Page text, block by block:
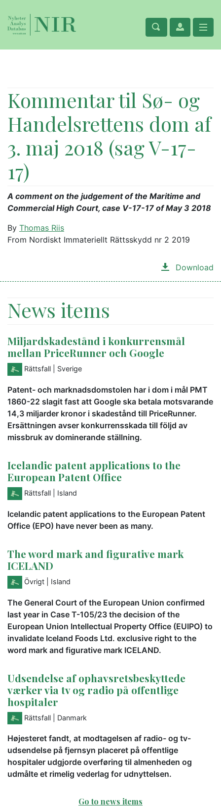
Kommentar til Sø- og
Handelsrettens dom af
3. maj 2018 (sag V-17-
17)
A comment on the judgement of the Maritime and
Commercial High Court, case V-17-17 of May 3 2018
By Thomas Riis
From Nordiskt Immateriellt Rättsskydd nr 2 2019
Download
News items
Miljardskadestånd i konkurrensmål
mellan PriceRunner och Google
Rättsfall | Sverige
Patent- och marknadsdomstolen har i dom i mål PMT
1860-22 slagit fast att Google ska betala motsvarande
14,3 miljarder kronor i skadestånd till PriceRunner.
Ersättningen avser konkurrensskada till följd av
missbruk av dominerande ställning.
Icelandic patent applications to the
European Patent Office
Rättsfall | Island
Icelandic patent applications to the European Patent
Office (EPO) have never been as many.
The word mark and figurative mark
ICELAND
Övrigt | Island
The General Court of the European Union confirmed
last year in Case T-105/23 the decision of the
European Union Intellectual Property Office (EUIPO) to
invalidate Iceland Foods Ltd. exclusive right to the
word mark and figurative mark ICELAND.
Udsendelse af ophavsretsbeskyttede
værker via tv og radio på offentlige
hospitaler
Rättsfall | Danmark
Højesteret fandt, at modtagelsen af radio- og tv-
udsendelse på fjernsyn placeret på offentlige
hospitaler udgjorde overføring til almenheden og
udmålte et rimelig vederlag for udnyttelsen.
Go to news items